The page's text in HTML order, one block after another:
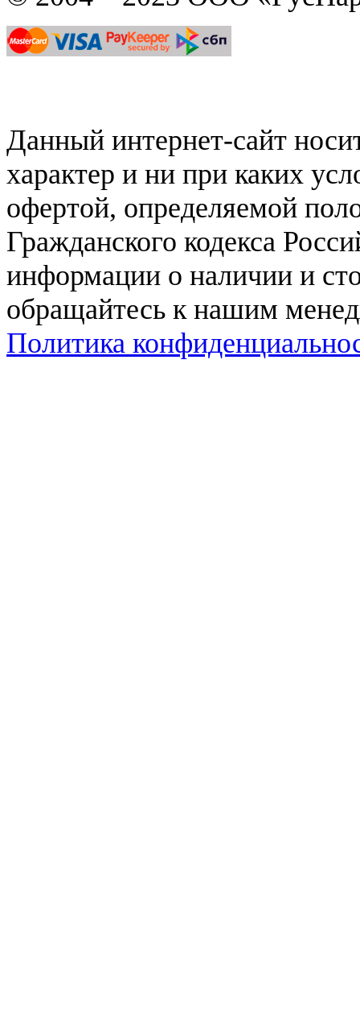
Данный интернет-сайт
характер и ни при каких
офертой, определяемой
Гражданского кодекса
информации о наличии и
обращайтесь к нашим
Политика